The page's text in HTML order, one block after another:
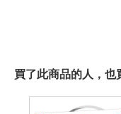
買了此商品的人，也